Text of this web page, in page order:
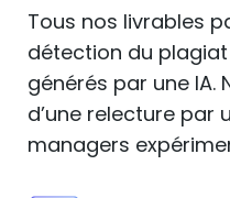
Tous nos livrables
détection du
générés par une IA.
d’une relecture par
managers